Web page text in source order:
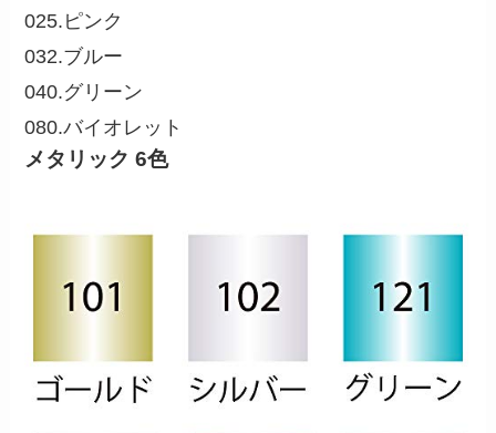
025.ピンク
032.ブルー
040.グリーン
080.バイオレット
メタリック 6色